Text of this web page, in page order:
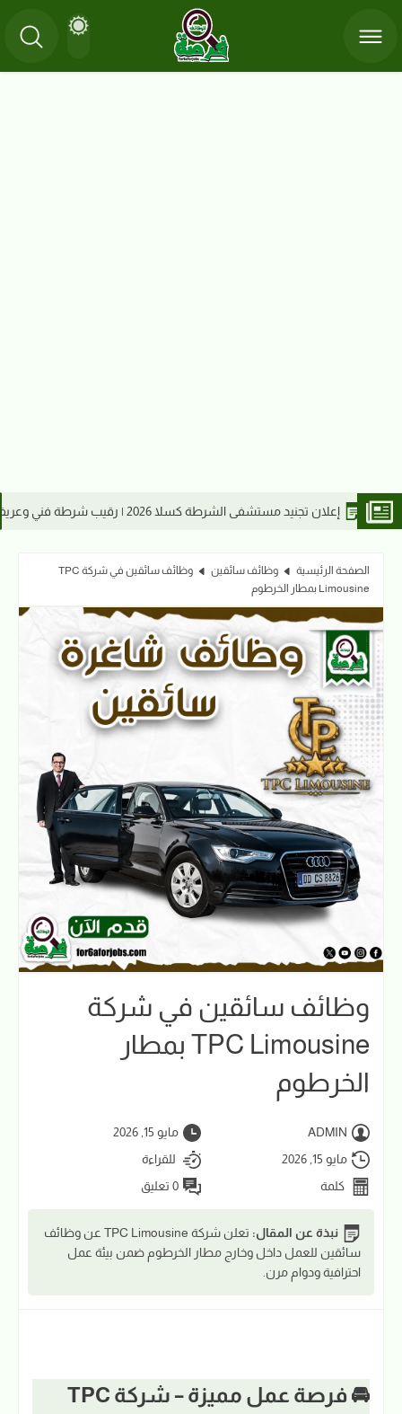
شرطة مهني وجندي شرطة
الصفحة الرئيسية وظائف سائقين
وظائف سائقين في شركة TPC
Limousine بمطار الخرطوم
وظائف سائقين في شركة
TPC Limousine بمطار
الخرطوم
ADMIN
مايو 15, 2026
مايو 15, 2026
للقراءة
كلمة
0 تعليق
نبذة عن المقال:
تعلن شركة TPC Limousine عن وظائف
سائقين للعمل داخل وخارج مطار الخرطوم ضمن بيئة عمل
احترافية ودوام مرن.
🚘 فرصة عمل مميزة – شركة TPC